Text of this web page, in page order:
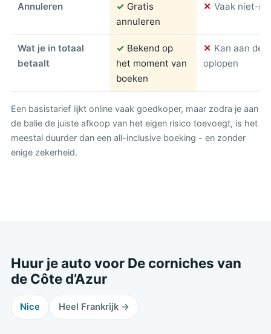
Annuleren ✓ Gratis
annuleren
✕ Vaak niet-
Wat je in totaal
betaalt
✓ Bekend op
het moment van
boeken
✕ Kan aan de
oplopen
Een basistarief lijkt online vaak goedkoper, maar zodra je aan
de balie de juiste afkoop van het eigen risico toevoegt, is het
meestal duurder dan een all-inclusive boeking - en zonder
enige zekerheid.
Huur je auto voor De corniches van
de Côte d’Azur
Nice Heel Frankrijk →